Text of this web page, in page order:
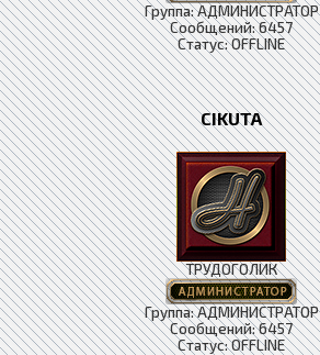
Группа: АДМИНИСТРАТОР
Сообщений:6457
Статус:OFFLINE
CIKUTA
ТРУДОГОЛИК
Группа: АДМИНИСТРАТОР
Сообщений:6457
Статус:OFFLINE